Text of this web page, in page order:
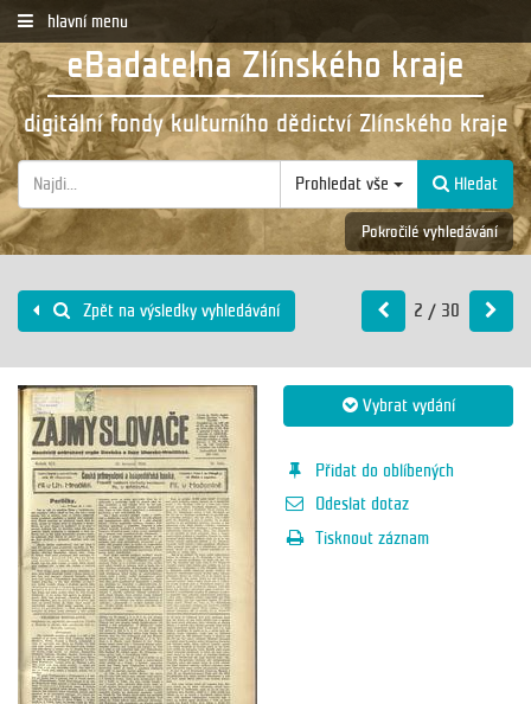
hlavní menu
eBadatelna Zlínského kraje
digitální fondy kulturního dědictví Zlínského kraje
Prohledat vše Hledat
Pokročilé vyhledávání
Zpět na výsledky vyhledávání 2 / 30
Vybrat vydání
Přidat do oblíbených
Odeslat dotaz
Tisknout záznam